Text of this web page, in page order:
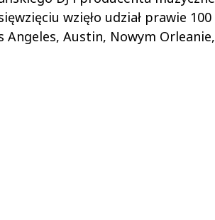
wzięło udział prawie
Angeles, Austin, Nowym